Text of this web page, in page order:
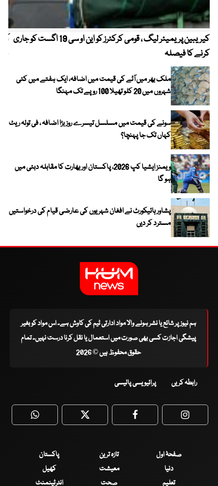
کیریبین پریمیئر لیگ ، قومی کرکٹرز کو این او سی 19 اگست کو جاری
کرنے کا فیصلہ
ملک بھر میں آٹے کی قیمت میں اضافہ، ایک ہفتے میں کئی
شہروں میں 20 کلو تھیلا 100 روپے تک مہنگا
سونے کی قیمت میں مسلسل تیسرے روز بڑا اضافہ ، فی تولہ ریٹ
کہاں تک جا پہنچا؟
ویمنز ایشیا کپ 2026، پاکستان اور بھارت کا مقابلہ دبئی میں
ہو گا
پشاور ہائیکورٹ نے افغان شہریوں کی عارضی قیام کی درخواستیں
مسترد کر دیں
ہم نیوز پر شائع یا نشر ہونے والا مواد ادارتی ٹیم کی کاوش ہے۔ اس مواد کو بغیر
پیشگی اجازت کسی بھی صورت میں استعمال یا نقل کرنا درست نہیں۔ تمام
حقوق محفوظ ہیں © 2026
رابطہ کریں پرائیویسی پالیسی
WhatsApp Twitter Facebook
صفحۂ اول تازہ ترین
پاکستان
دنیا
معیشت
کھیل
تعلیم
صحت انٹرٹینمنٹ